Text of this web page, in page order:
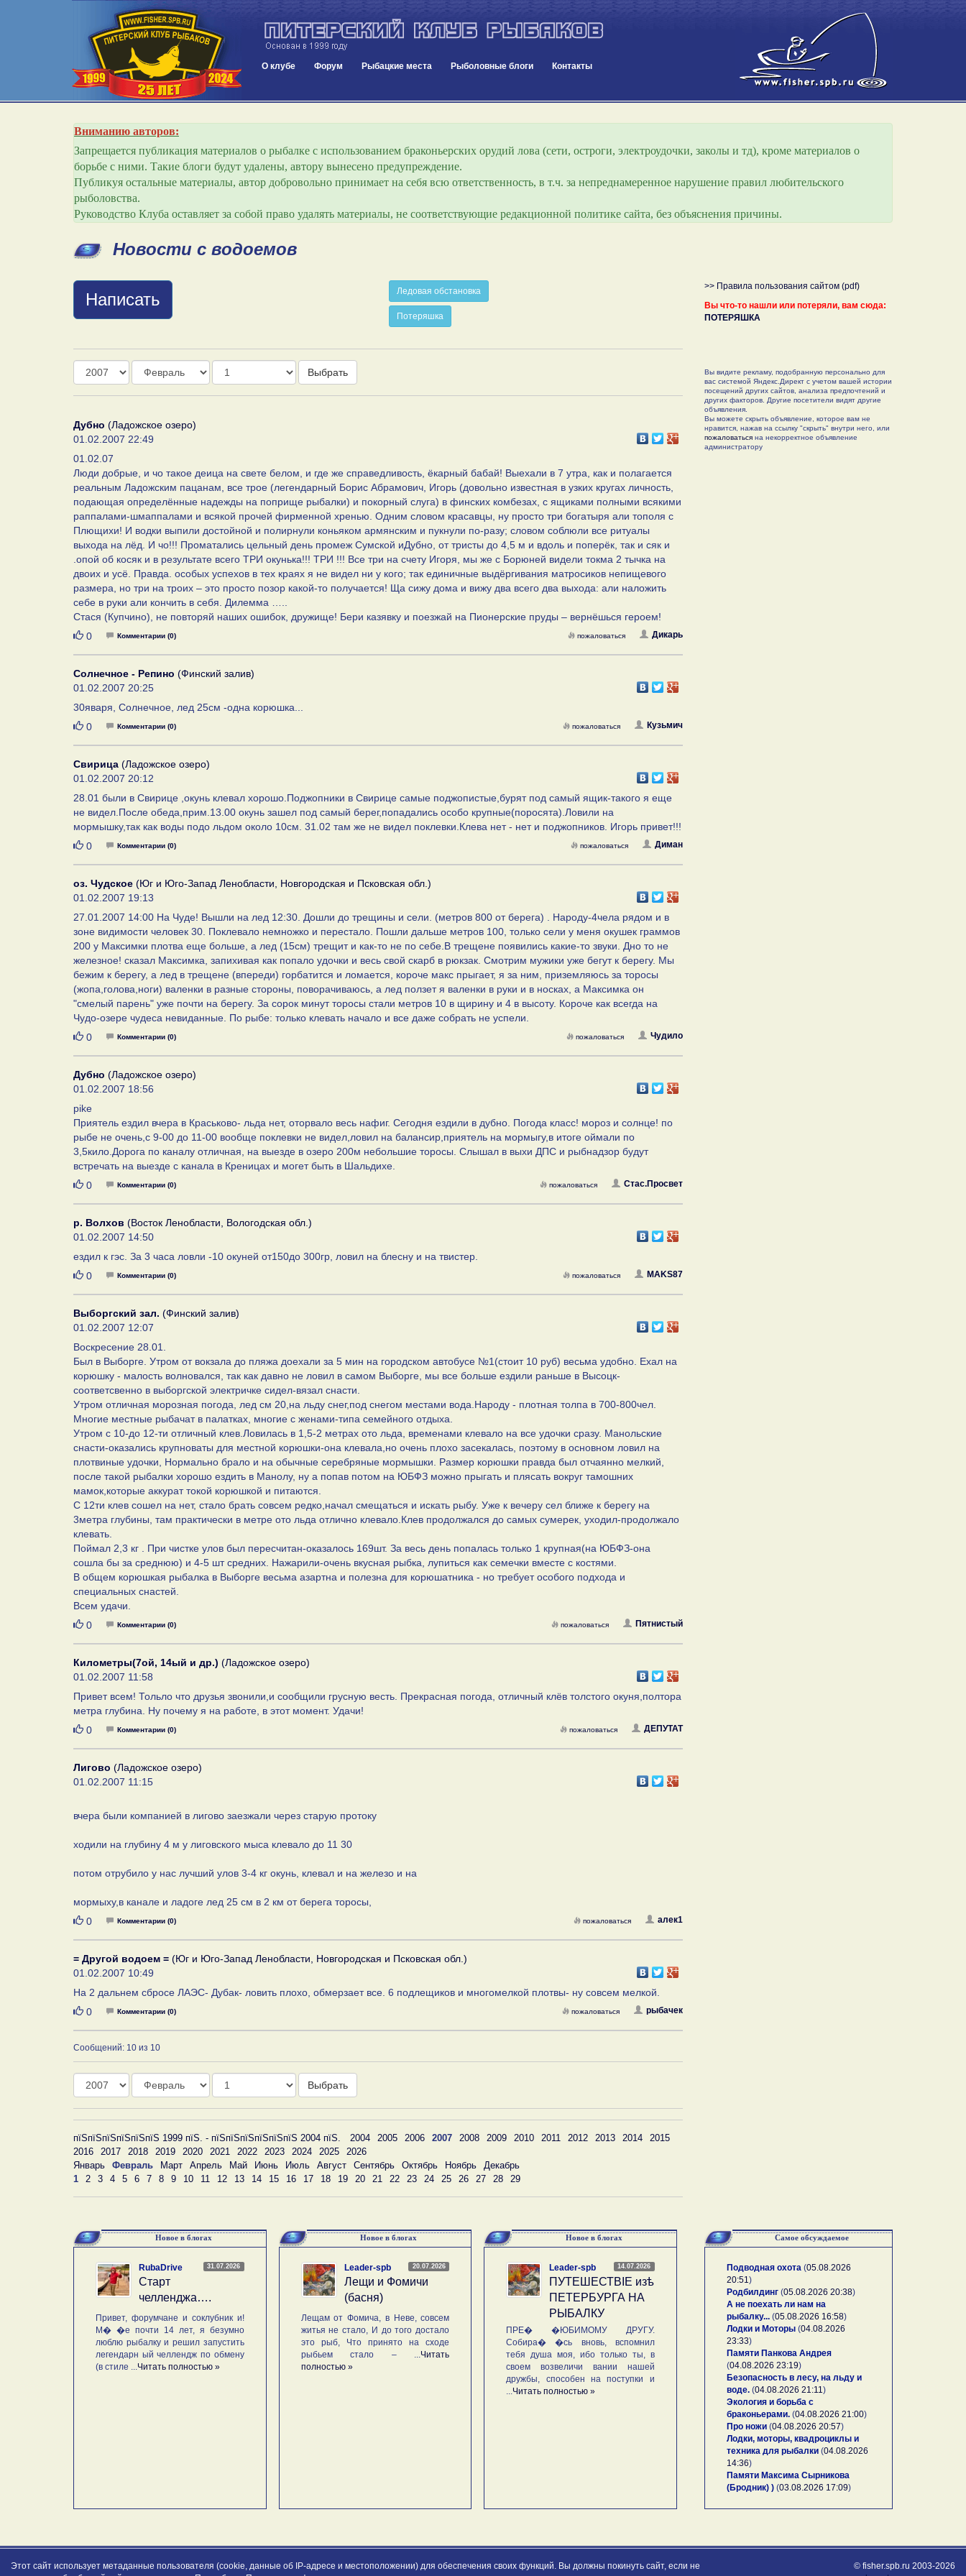
О клубе Форум Рыбацкие места Рыболовные блоги Контакты
Вниманию авторов:
Запрещается публикация материалов о рыбалке с использованием браконьерских орудий лова (сети, остроги, электроудочки, заколы и тд), кроме материалов о
борьбе с ними. Такие блоги будут удалены, автору вынесено предупреждение.
Публикуя остальные материалы, автор добровольно принимает на себя всю ответственность, в т.ч. за непреднамеренное нарушение правил любительского
рыболовства.
Руководство Клуба оставляет за собой право удалять материалы, не соответствующие редакционной политике сайта, без объяснения причины.
Новости с водоемов
Написать Ледовая обстановка
Потеряшка
Год Месяц День
Выбрать
Дубно (Ладожское озеро)
01.02.2007 22:49
01.02.07
Люди добрые, и чо такое деица на свете белом, и где же справедливость, ёкарный бабай! Выехали в 7 утра, как и полагается
реальным Ладожским пацанам, все трое (легендарный Борис Абрамович, Игорь (довольно известная в узких кругах личность,
подающая определённые надежды на поприще рыбалки) и покорный слуга) в финских комбезах, с ящиками полными всякими
раппалами-шмаппалами и всякой прочей фирменной хренью. Одним словом красавцы, ну просто три богатыря али тополя с
Плющихи! И водки выпили достойной и полирнули коньяком армянским и пукнули по-разу; словом соблюли все ритуалы
выхода на лёд. И чо!!! Проматались цельный день промеж Сумской иДубно, от тристы до 4,5 м и вдоль и поперёк, так и сяк и
.опой об косяк и в результате всего ТРИ окунька!!! ТРИ !!! Все три на счету Игоря, мы же с Борюней видели токма 2 тычка на
двоих и усё. Правда. особых успехов в тех краях я не видел ни у кого; так единичные выдёргивания матросиков непищевого
размера, но три на троих – это просто позор какой-то получается! Ща сижу дома и вижу два всего два выхода: али наложить
себе в руки али кончить в себя. Дилемма …..
Стася (Купчино), не повторяй наших ошибок, дружище! Бери казявку и поезжай на Пионерские пруды – вернёшься героем!
Нравится
0 Комментарии (0) Дикарь
пожаловаться
Солнечное - Репино (Финский залив)
01.02.2007 20:25
30яваря, Солнечное, лед 25см -одна корюшка...
Нравится
0 Комментарии (0) Кузьмич
пожаловаться
Свирица (Ладожское озеро)
01.02.2007 20:12
28.01 были в Свирице ,окунь клевал хорошо.Поджопники в Свирице самые поджопистые,бурят под самый ящик-такого я еще
не видел.После обеда,прим.13.00 окунь зашел под самый берег,попадались особо крупные(поросята).Ловили на
мормышку,так как воды подо льдом около 10см. 31.02 там же не видел поклевки.Клева нет - нет и поджопников. Игорь привет!!!
Нравится
0 Комментарии (0) Диман
пожаловаться
оз. Чудское (Юг и Юго-Запад Ленобласти, Новгородская и Псковская обл.)
01.02.2007 19:13
27.01.2007 14:00 На Чуде! Вышли на лед 12:30. Дошли до трещины и сели. (метров 800 от берега) . Народу-4чела рядом и в
зоне видимости человек 30. Поклевало немножко и перестало. Пошли дальше метров 100, только сели у меня окушек граммов
200 у Максимки плотва еще больше, а лед (15см) трещит и как-то не по себе.В трещене появились какие-то звуки. Дно то не
железное! сказал Максимка, запихивая как попало удочки и весь свой скарб в рюкзак. Смотрим мужики уже бегут к берегу. Мы
бежим к берегу, а лед в трещене (впереди) горбатится и ломается, короче макс прыгает, я за ним, приземляюсь за торосы
(жопа,голова,ноги) валенки в разные стороны, поворачиваюсь, а лед ползет я валенки в руки и в носках, а Максимка он
"смелый парень" уже почти на берегу. За сорок минут торосы стали метров 10 в щирину и 4 в высоту. Короче как всегда на
Чудо-озере чудеса невиданные. По рыбе: только клевать начало и все даже собрать не успели.
Нравится
0 Комментарии (0) Чудило
пожаловаться
Дубно (Ладожское озеро)
01.02.2007 18:56
pike
Приятель ездил вчера в Краськово- льда нет, оторвало весь нафиг. Сегодня ездили в дубно. Погода класс! мороз и солнце! по
рыбе не очень,с 9-00 до 11-00 вообще поклевки не видел,ловил на балансир,приятель на мормыгу,в итоге оймали по
3,5кило.Дорога по каналу отличная, на выезде в озеро 200м небольшие торосы. Слышал в выхи ДПС и рыбнадзор будут
встречать на выезде с канала в Креницах и могет быть в Шальдихе.
Нравится
0 Комментарии (0) Стас.Просвет
пожаловаться
р. Волхов (Восток Ленобласти, Вологодская обл.)
01.02.2007 14:50
ездил к гэс. За 3 часа ловли -10 окуней от150до 300гр, ловил на блесну и на твистер.
Нравится
0 Комментарии (0) MAKS87
пожаловаться
Выборгский зал. (Финский залив)
01.02.2007 12:07
Воскресение 28.01.
Был в Выборге. Утром от вокзала до пляжа доехали за 5 мин на городском автобусе №1(стоит 10 руб) весьма удобно. Ехал на
корюшку - малость волновался, так как давно не ловил в самом Выборге, мы все больше ездили раньше в Высоцк-
соответсвенно в выборгской электричке сидел-вязал снасти.
Утром отличная морозная погода, лед см 20,на льду снег,под снегом местами вода.Народу - плотная толпа в 700-800чел.
Многие местные рыбачат в палатках, многие с женами-типа семейного отдыха.
Утром с 10-до 12-ти отличный клев.Ловилась в 1,5-2 метрах ото льда, временами клевало на все удочки сразу. Манольские
снасти-оказались крупноваты для местной корюшки-она клевала,но очень плохо засекалась, поэтому в основном ловил на
плотвиные удочки, Нормально брало и на обычные серебряные мормышки. Размер корюшки правда был отчаянно мелкий,
после такой рыбалки хорошо ездить в Манолу, ну а попав потом на ЮБФЗ можно прыгать и плясать вокруг тамошних
мамок,которые аккурат токой корюшкой и питаются.
С 12ти клев сошел на нет, стало брать совсем редко,начал смещаться и искать рыбу. Уже к вечеру сел ближе к берегу на
3метра глубины, там практически в метре ото льда отлично клевало.Клев продолжался до самых сумерек, уходил-продолжало
клевать.
Поймал 2,3 кг . При чистке улов был пересчитан-оказалось 169шт. За весь день попалась только 1 крупная(на ЮБФЗ-она
сошла бы за среднюю) и 4-5 шт средних. Нажарили-очень вкусная рыбка, лупиться как семечки вместе с костями.
В общем корюшкая рыбалка в Выборге весьма азартна и полезна для корюшатника - но требует особого подхода и
специальных снастей.
Всем удачи.
Нравится
0 Комментарии (0) Пятнистый
пожаловаться
Километры(7ой, 14ый и др.) (Ладожское озеро)
01.02.2007 11:58
Привет всем! Тольло что друзья звонили,и сообщили грусную весть. Прекрасная погода, отличный клёв толстого окуня,полтора
метра глубина. Ну почему я на работе, в этот момент. Удачи!
Нравится
0 Комментарии (0) ДЕПУТАТ
пожаловаться
Лигово (Ладожское озеро)
01.02.2007 11:15
вчера были компанией в лигово заезжали через старую протоку
ходили на глубину 4 м у лиговского мыса клевало до 11 30
потом отрубило у нас лучший улов 3-4 кг окунь, клевал и на железо и на
мормыху,в канале и ладоге лед 25 см в 2 км от берега торосы,
Нравится
0 Комментарии (0) алек1
пожаловаться
= Другой водоем = (Юг и Юго-Запад Ленобласти, Новгородская и Псковская обл.)
01.02.2007 10:49
На 2 дальнем сбросе ЛАЭС- Дубак- ловить плохо, обмерзает все. 6 подлещиков и многомелкой плотвы- ну совсем мелкой.
Нравится
0 Комментарии (0) рыбачек
пожаловаться
Сообщений: 10 из 10
Год Месяц День
Выбрать
пїЅпїЅпїЅпїЅпїЅпїЅ 1999 пїЅ. - пїЅпїЅпїЅпїЅпїЅпїЅ 2004 пїЅ. 2004 2005 2006 2007 2008 2009 2010 2011 2012 2013 2014
2015
2016
2017 2018 2019 2020 2021 2022 2023 2024 2025
2026
Январь
Февраль Март Апрель Май Июнь Июль Август Сентябрь Октябрь Ноябрь
Декабрь
1
2 3 4 5 6 7 8 9 10 11 12 13 14 15 16 17 18 19 20 21 22 23 24 25 26 27 28 29
>> Правила пользования сайтом (pdf)
Вы что-то нашли или потеряли, вам сюда:
ПОТЕРЯШКА
Вы видите рекламу, подобранную персонально для
вас системой Яндекс.Директ с учетом вашей истории
посещений других сайтов, анализа предпочтений и
других факторов. Другие посетители видят другие
объявления.
Вы можете скрыть объявление, которое вам не
нравится, нажав на ссылку "скрыть" внутри него, или
пожаловатьсяна некорректное объявление
администратору
Новое в блогах
31.07.2026
RubaDrive
Старт
челленджа….
Привет, форумчане и соклубник и!
М� �е почти 14 лет, я безумно
люблю рыбалку и решил запустить
легендарн ый челлендж по обмену
(в стиле ...Читать полностью »
Новое в блогах
20.07.2026
Leader-spb
Лещи и Фомичи
(басня)
Лещам от Фомича, в Неве, совсем
житья не стало, И до того достало
это рыб, Что принято на сходе
рыбьем стало – ...Читать
полностью »
Новое в блогах
14.07.2026
Leader-spb
ПУТЕШЕСТВIE изѣ
ПЕТЕРБУРГА НА
РЫБАЛКУ
ПРЕ� �ЮБИМОМУ ДРУГУ.
Собира� �сь вновь, вспомнил
тебя душа моя, ибо только ты, в
своем возвеличи вании нашей
дружбы, способен на поступки и
...Читать полностью »
Самое обсуждаемое
Подводная охота(05.08.2026
20:51)
Родбилдинг(05.08.2026 20:38)
А не поехать ли нам на
рыбалку...(05.08.2026 16:58)
Лодки и Моторы(04.08.2026
23:33)
Памяти Панкова Андрея
(04.08.2026 23:19)
Безопасность в лесу, на льду и
воде.(04.08.2026 21:11)
Экология и борьба с
браконьерами.(04.08.2026 21:00)
Про ножи(04.08.2026 20:57)
Лодки, моторы, квадроциклы и
техника для рыбалки(04.08.2026
14:36)
Памяти Максима Сырникова
(Бродник) )(03.08.2026 17:09)
Этот сайт использует метаданные пользователя (cookie, данные об IP-адресе и местоположении) для обеспечения своих функций. Вы должны покинуть сайт, если не
© fisher.spb.ru 2003-2026